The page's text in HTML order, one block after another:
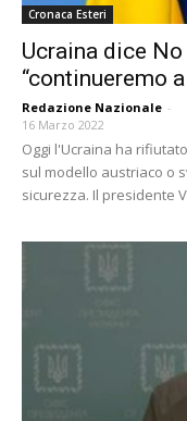
Cronaca Esteri
Ucraina dice
“continueremo
Redazione Nazionale -
16 Marzo 2022
Oggi l'Ucraina ha
sul modello austriaco o
sicurezza. Il presidente